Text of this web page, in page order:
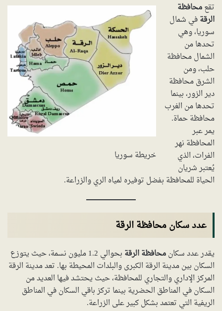
خريطة سوريا
تقعمحافظة
الرقةفي شمال
سوريا، وهي
تحدها من
الشمال محافظة
حلب، ومن
الشرق محافظة
دير الزور، بينما
تحدها من الغرب
محافظة حماة.
يمر عبر
المحافظة نهر
الفرات، الذي
يُعتبر شريان
الحياة للمحافظة بفضل توفيره لمياه الري والزراعة.
عدد سكان محافظة الرقة
يقدر عدد سكانمحافظة الرقة
بحوالي 1.2 مليون نسمة، حيث يتوزع
السكان بين مدينة الرقة الكبرى والبلدات المحيطة بها. تعد مدينة الرقة
المركز الإداري والتجاري للمحافظة، حيث يحتشد فيها العديد من
السكان في المناطق الحضرية بينما تركز باقي السكان في المناطق
الريفية التي تعتمد بشكل كبير على الزراعة.